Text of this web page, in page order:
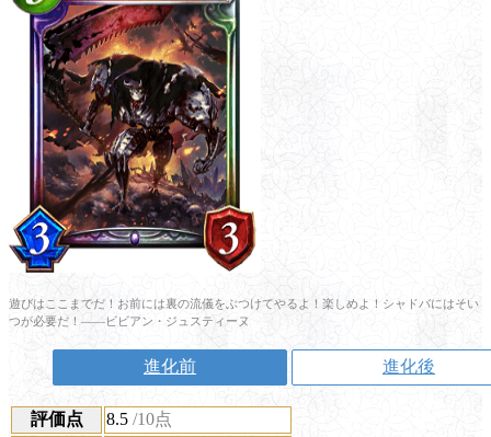
遊びはここまでだ！お前には裏の流儀をぶつけてやるよ！楽しめよ！シャドバにはそい
つが必要だ！――ビビアン・ジュスティーヌ
進化前 進化後
評価点 8.5 /10点